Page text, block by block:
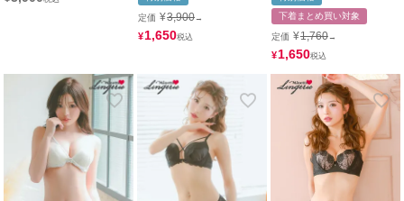
ップ 2点セット
定価 ¥3,900→
¥1,650
ヤーカップ ブラジャー ショー
ツ 2点セット
下着まとめ買い対象
定価 ¥1,760→
¥1,650